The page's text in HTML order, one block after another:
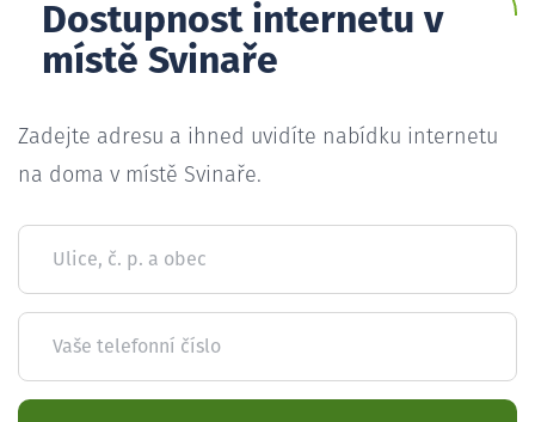
Dostupnost internetu v
místě Svinaře
Zadejte adresu a ihned uvidíte nabídku internetu
na doma v místě Svinaře.
Ulice, č. p. a obec
Vaše telefonní číslo